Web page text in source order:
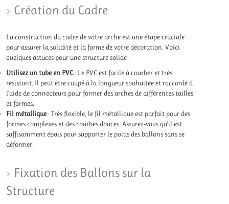
Création du Cadre
La construction du cadre de votre arche est une étape cruciale
pour assurer la solidité et la forme de votre décoration. Voici
quelques astuces pour une structure solide :
Utilisez un tube en PVC: Le PVC est facile à courber et très
résistant. Il peut être coupé à la longueur souhaitée et raccordé à
l’aide de connecteurs pour former des arches de différentes tailles
et formes.
Fil métallique: Très flexible, le fil métallique est parfait pour des
formes complexes et des courbes douces. Assurez-vous qu’il est
suffisamment épais pour supporter le poids des ballons sans se
déformer.
Fixation des Ballons sur la
Structure